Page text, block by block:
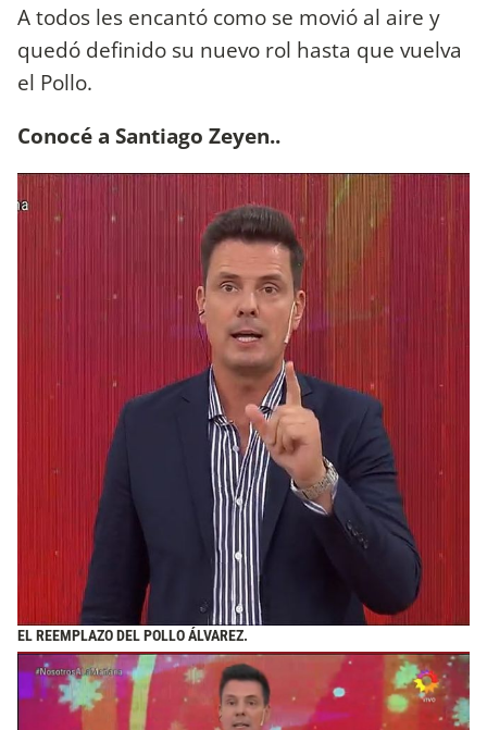
A todos les encantó como se movió al aire y
quedó definido su nuevo rol hasta que vuelva
el Pollo.
Conocé a Santiago Zeyen..
EL REEMPLAZO DEL POLLO ÁLVAREZ.